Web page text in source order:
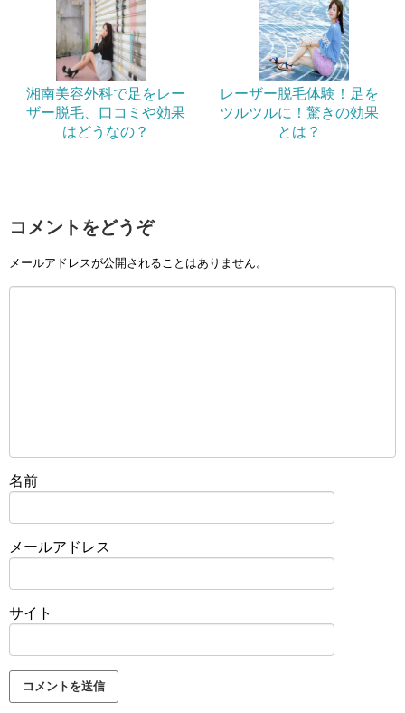
湘南美容外科で足をレー
ザー脱毛、口コミや効果
はどうなの？
レーザー脱毛体験！足を
ツルツルに！驚きの効果
とは？
コメントをどうぞ
メールアドレスが公開されることはありません。
名前
メールアドレス
サイト